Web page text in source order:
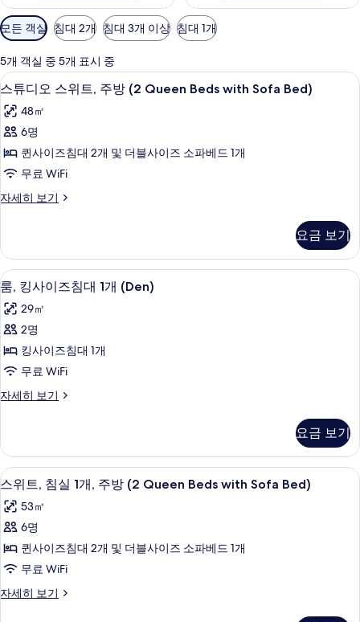
객
실
에
사
용
가
능
한
터
모든 객실 침대 2개 침대 3개 이상 침대 1개
5개 객실 중 5개 표시 중
스
튜
디
오
스
트,
방
(2
Queen
Beds
with
Sofa
Bed)
사
진
두
보
기
스튜디오 스위트, 주방 (2 Queen
4
스튜디오 스위트, 주방 (2 Queen Beds with Sofa Bed)
48㎡
6명
퀸사이즈침대 2개 및 더블사이즈 소파베드 1개
무료 WiFi
자세히 보기
스
스
위
트,
주
방
(2
Beds
with
Bed)
보
기
요금 보기
룸,
킹
사
이
즈
대
개
(Den)
사
진
모
두
보
기
룸, 킹사이즈침대 1개 (Den) | 객실 내
2
룸, 킹사이즈침대 1개 (Den)
29㎡
2명
킹사이즈침대 1개
무료 WiFi
자세히 보기
룸,
즈
침
대
개
(Den)
세
히
기
요금 보기
스
위
트,
침
실
개,
객실 내 금고, 노트북 작업 공간, 암막
4
스위트, 침실 1개, 주방 (2 Queen Beds with Sofa Bed)
53㎡
6명
퀸사이즈침대 2개 및 더블사이즈 소파베드 1개
무료 WiFi
자세히 보기
스